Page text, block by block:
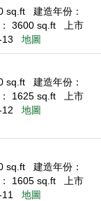
sq.ft
建造年份：
3600 sq.ft
上市
地圖
sq.ft
建造年份：
1625 sq.ft
上市
地圖
sq.ft
建造年份：
1605 sq.ft
上市
地圖